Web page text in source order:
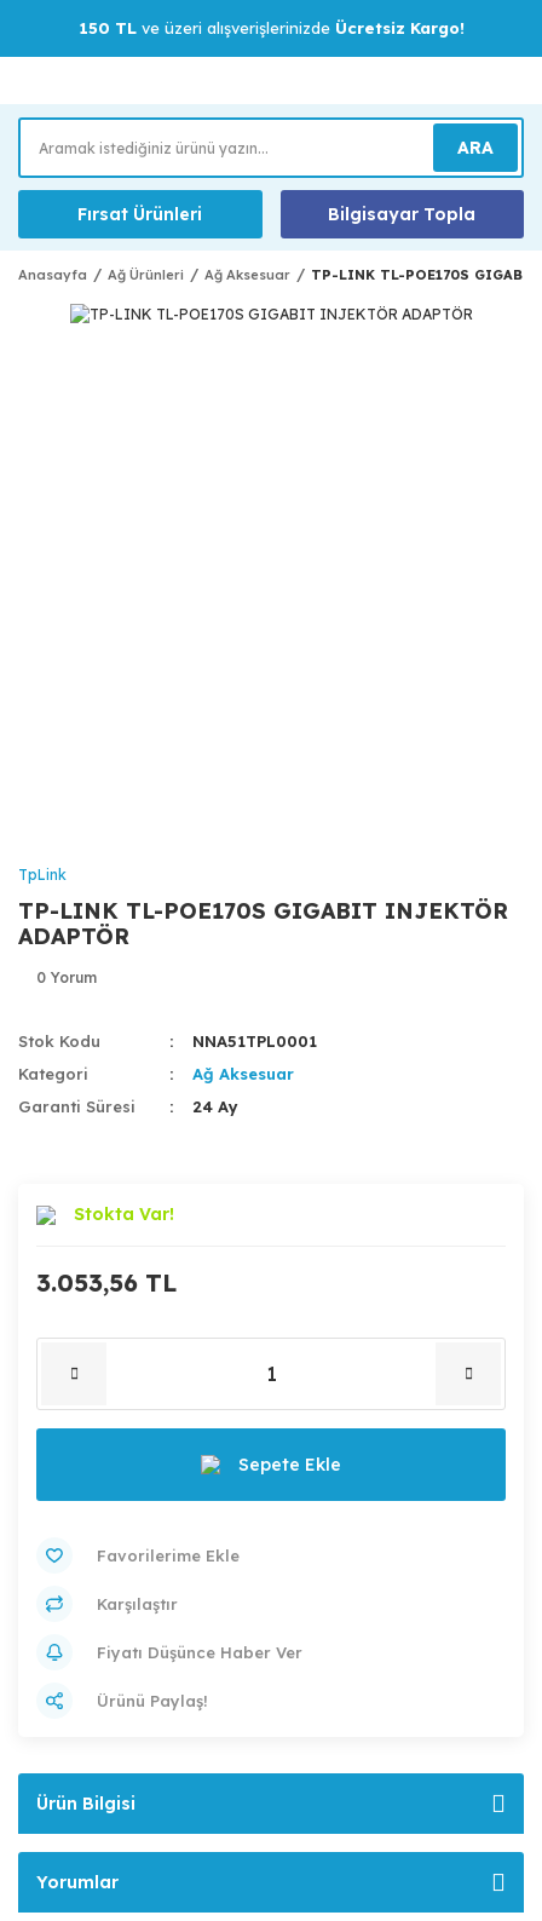
150 TLve üzeri alışverişlerinizde Ücretsiz Kargo!
ARA
Fırsat Ürünleri Bilgisayar Topla
Anasayfa Ağ Ürünleri Ağ Aksesuar TP-LINK TL-POE170S
TpLink
TP-LINK TL-POE170S GIGABIT INJEKTÖR
ADAPTÖR
0 Yorum
Stok Kodu
NNA51TPL0001
Kategori
Ağ Aksesuar
Garanti Süresi
24 Ay
Stokta Var!
3.053,56 TL
Sepete Ekle
Karşılaştır
Fiyatı Düşünce Haber Ver
Ürünü Paylaş!
Ürün Bilgisi
Yorumlar